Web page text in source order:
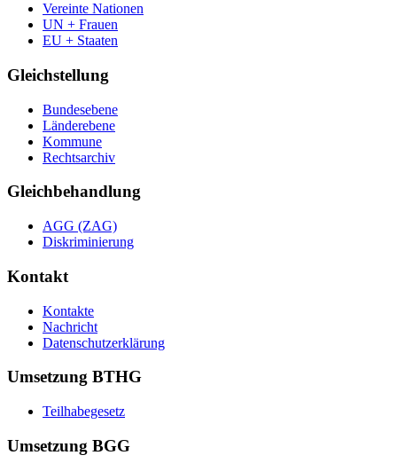
Vereinte Nationen
UN + Frauen
EU + Staaten
Gleichstellung
Bundesebene
Länderebene
Kommune
Rechtsarchiv
Gleichbehandlung
AGG (ZAG)
Diskriminierung
Kontakt
Kontakte
Nachricht
Datenschutzerklärung
Umsetzung BTHG
Teilhabegesetz
Umsetzung BGG